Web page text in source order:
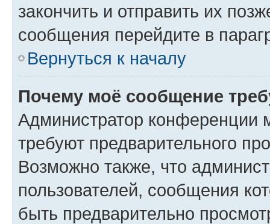
закончить и отправить их
сообщения перейдите в
Вернуться к началу
Почему моё сообщение
Администратор конференции
требуют предварительного
Возможно также, что
пользователей, сообщения
быть предварительно